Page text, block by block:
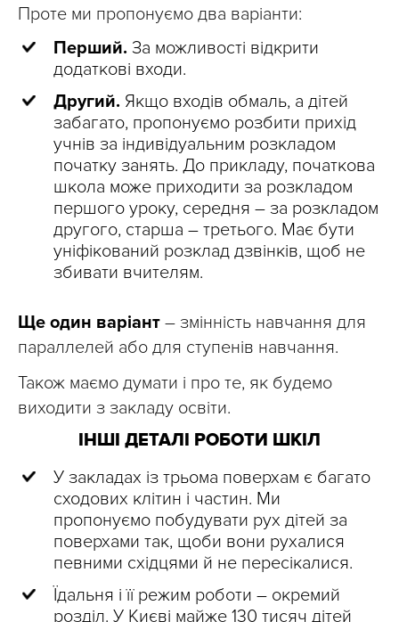
Проте ми пропонуємо два варіанти:
Перший. За можливості відкрити
додаткові входи.
Другий. Якщо входів обмаль, а дітей
забагато, пропонуємо розбити прихід
учнів за індивідуальним розкладом
початку занять. До прикладу, початкова
школа може приходити за розкладом
першого уроку, середня – за розкладом
другого, старша – третього. Має бути
уніфікований розклад дзвінків, щоб не
збивати вчителям.
Ще один варіант – змінність навчання для
параллелей або для ступенів навчання.
Також маємо думати і про те, як будемо
виходити з закладу освіти.
ІНШІ ДЕТАЛІ РОБОТИ ШКІЛ
У закладах із трьома поверхам є багато
сходових клітин і частин. Ми
пропонуємо побудувати рух дітей за
поверхами так, щоби вони рухалися
певними східцями й не пересікалися.
Їдальня і її режим роботи – окремий
розділ. У Києві майже 130 тисяч дітей